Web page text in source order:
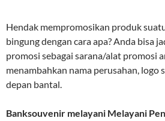
Hendak mempromosikan produk
bingung dengan cara apa? Anda bisa
promosi sebagai sarana/alat promosi
menambahkan nama perusahan, logo
depan bantal.
Banksouvenir melayani Melayani